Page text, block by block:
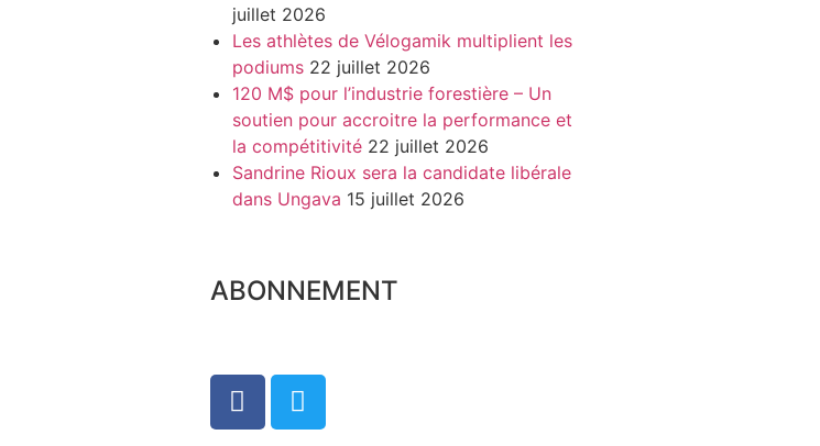
juillet 2026
Les athlètes de Vélogamik multiplient les
podiums 22 juillet 2026
120 M$ pour l’industrie forestière – Un
soutien pour accroitre la performance et
la compétitivité 22 juillet 2026
Sandrine Rioux sera la candidate libérale
dans Ungava 15 juillet 2026
ABONNEMENT